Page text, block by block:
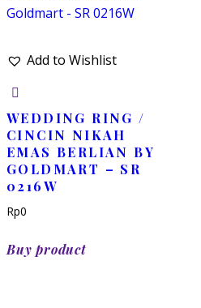
Add to Wishlist
WEDDING RING /
CINCIN NIKAH
EMAS BERLIAN BY
GOLDMART – SR
0216W
Rp0
Buy product